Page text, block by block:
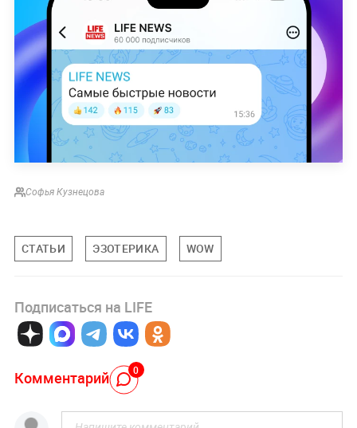
Софья Кузнецова
СТАТЬИ ЭЗОТЕРИКА WOW
Подписаться на LIFE
Комментарий 0